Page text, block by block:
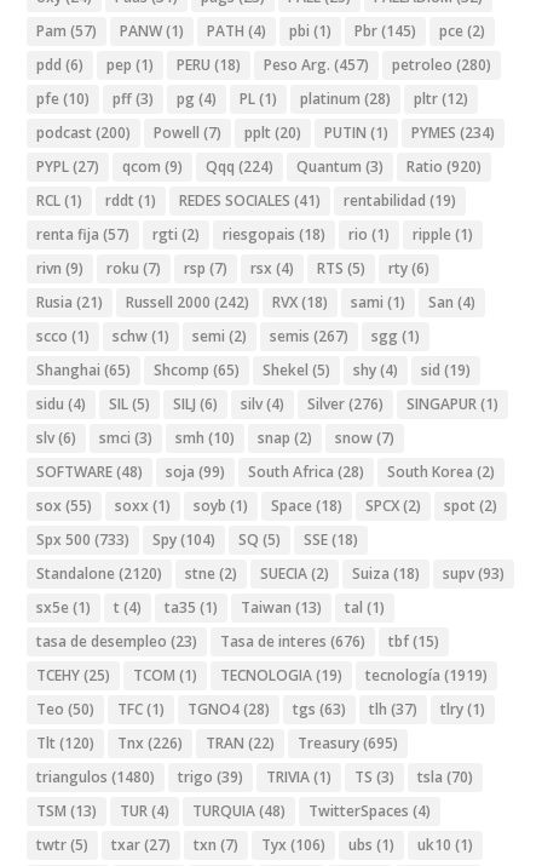
Pam (57) PANW(1) PATH (4) pbi (1) Pbr(145) pce (2)
pdd (6) pep (1) PERU (18) Peso Arg. (457) petroleo (280)
pfe (10) pff(3) pg (4) PL(1) platinum (28) pltr(12)
podcast (200) Powell (7) pplt (20) PUTIN (1) PYMES (234)
PYPL(27) qcom (9) Qqq (224) Quantum (3) Ratio (920)
RCL(1) rddt (1) REDES SOCIALES (41) rentabilidad (19)
renta fija (57) rgti (2) riesgopais (18) rio (1) ripple (1)
rivn (9) roku (7) rsp (7) rsx (4) RTS (5) rty(6)
Rusia (21) Russell 2000 (242) RVX(18) sami (1) San (4)
scco (1) schw(1) semi (2) semis (267) sgg (1)
Shanghai (65) Shcomp (65) Shekel (5) shy(4) sid (19)
sidu (4) SIL(5) SILJ (6) silv(4) Silver(276) SINGAPUR(1)
slv(6) smci (3) smh (10) snap (2) snow(7)
SOFTWARE(48) soja (99) South Africa (28) South Korea (2)
sox (55) soxx (1) soyb (1) Space (18) SPCX(2) spot (2)
Spx 500 (733) Spy(104) SQ (5) SSE(18)
Standalone (2120) stne (2) SUECIA(2) Suiza (18) supv(93)
sx5e (1) t (4) ta35 (1) Taiwan (13) tal (1)
tasa de desempleo (23) Tasa de interes (676) tbf(15)
TCEHY(25) TCOM (1) TECNOLOGIA(19) tecnología (1919)
Teo (50) TFC(1) TGNO4(28) tgs (63) tlh (37) tlry(1)
Tlt (120) Tnx (226) TRAN (22) Treasury(695)
triangulos (1480) trigo (39) TRIVIA(1) TS (3) tsla (70)
TSM (13) TUR(4) TURQUIA(48) TwitterSpaces (4)
twtr(5) txar(27) txn (7) Tyx (106) ubs (1) uk10 (1)